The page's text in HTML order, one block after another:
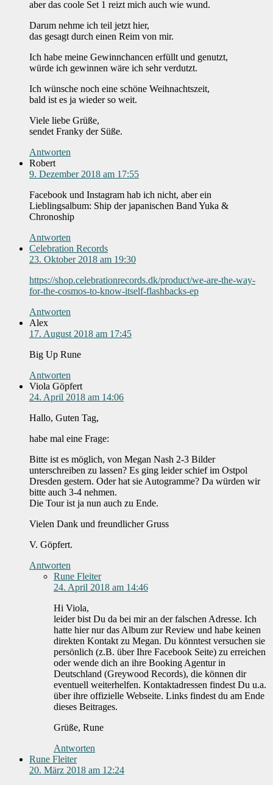
aber das coole Set 1 reizt mich auch wie wund.
Darum nehme ich teil jetzt hier,
das gesagt durch einen Reim von mir.
Ich habe meine Gewinnchancen erfüllt und genutzt,
würde ich gewinnen wäre ich sehr verdutzt.
Ich wünsche noch eine schöne Weihnachtszeit,
bald ist es ja wieder so weit.
Viele liebe Grüße,
sendet Franky der Süße.
Antworten
Robert
9. Dezember 2018 am 17:55
Facebook und Instagram hab ich nicht, aber ein
Lieblingsalbum: Ship der japanischen Band Yuka &
Chronoship
Antworten
Celebration Records
23. Oktober 2018 am 19:30
https://shop.celebrationrecords.dk/product/we-are-the-way-
for-the-cosmos-to-know-itself-flashbacks-ep
Antworten
Alex
17. August 2018 am 17:45
Big Up Rune
Antworten
Viola Göpfert
24. April 2018 am 14:06
Hallo, Guten Tag,
habe mal eine Frage:
Bitte ist es möglich, von Megan Nash 2-3 Bilder
unterschreiben zu lassen? Es ging leider schief im Ostpol
Dresden gestern. Oder hat sie Autogramme? Da würden wir
bitte auch 3-4 nehmen.
Die Tour ist ja nun auch zu Ende.
Vielen Dank und freundlicher Gruss
V. Göpfert.
Antworten
Rune Fleiter
24. April 2018 am 14:46
Hi Viola,
leider bist Du da bei mir an der falschen Adresse. Ich
hatte hier nur das Album zur Review und habe keinen
direkten Kontakt zu Megan. Du könntest versuchen sie
persönlich (z.B. über Ihre Facebook Seite) zu erreichen
oder wende dich an ihre Booking Agentur in
Deutschland (Greywood Records), die können dir
eventuell weiterhelfen. Kontaktadressen findest Du u.a.
über ihre offizielle Webseite. Links findest du am Ende
dieses Beitrages.
Grüße, Rune
Antworten
Rune Fleiter
20. März 2018 am 12:24